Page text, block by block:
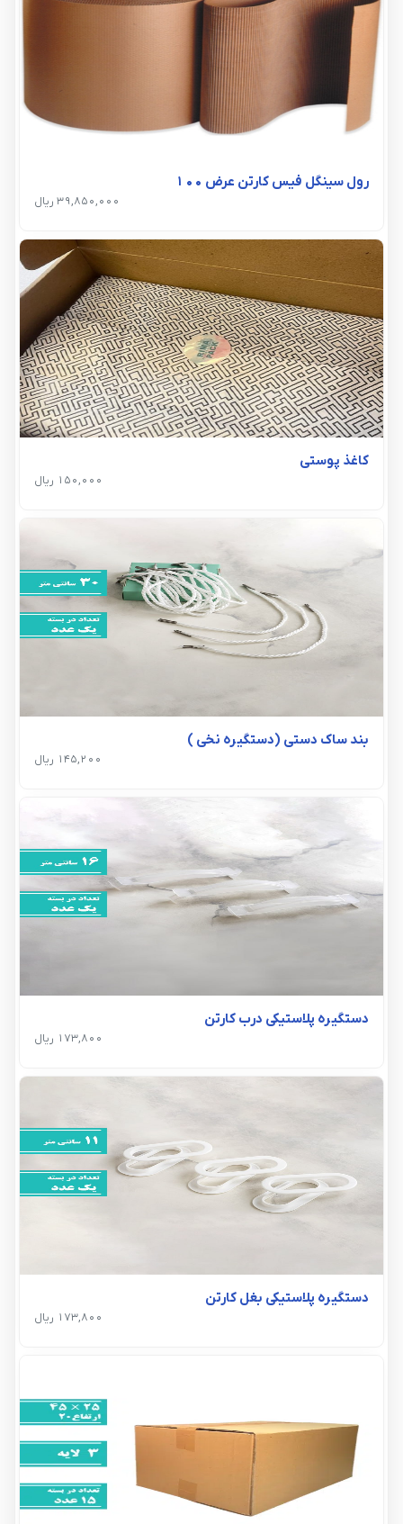
رول سینگل فیس کارتن عرض ۱۰۰
39,850,000 ریال
کاغذ پوستی
150,000 ریال
بند ساک دستی (دستگیره نخی )
145,200 ریال
دستگیره پلاستیکی درب کارتن
173,800 ریال
دستگیره پلاستیکی بغل کارتن
173,800 ریال